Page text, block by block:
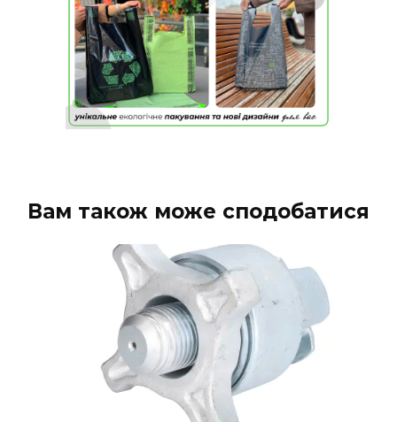
Вам також може сподобатися